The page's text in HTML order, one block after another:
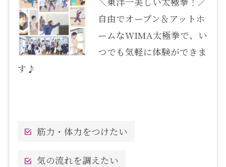
自由でオープン＆アットホ
ームなWIMA太極拳で、い
つでも気軽に体験ができま
す♪
筋力・体力をつけたい
気の流れを調えたい